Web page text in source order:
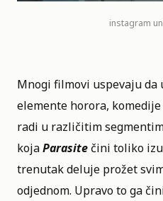
instagram
Mnogi filmovi uspevaju da
elemente horora,
radi u različitim
kojaParasite čini toliko
trenutak deluje prožet
odjednom. Upravo to ga